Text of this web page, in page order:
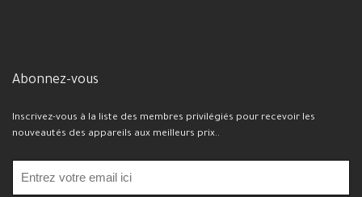
Abonnez-vous
Inscrivez-vous à la liste des membres privilégiés pour recevoir les
nouveautés des appareils aux meilleurs prix..